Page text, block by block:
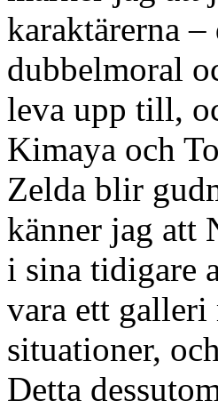
karaktärerna
dubbelmoral
leva upp till,
Kimaya och
Zelda blir
känner jag att
i sina tidigare
vara ett
situationer,
Detta